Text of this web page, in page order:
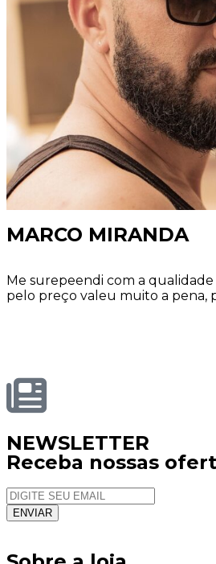
MARCO MIRANDA
Me surepeendi com a
pelo preço valeu muito a pena,
NEWSLETTER
Receba nossas